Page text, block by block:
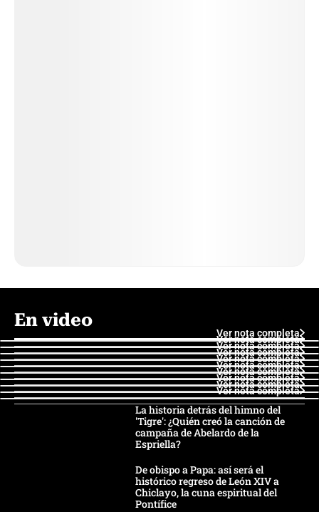
En video
Ver nota completa
Ver nota completa
Ver nota completa
Ver nota completa
Ver nota completa
Ver nota completa
Ver nota completa
Ver nota completa
Ver nota completa
Ver nota completa
La historia detrás del himno del
'Tigre': ¿Quién creó la canción de
campaña de Abelardo de la
Espriella?
De obispo a Papa: así será el
histórico regreso de León XIV a
Chiclayo, la cuna espiritual del
Pontífice